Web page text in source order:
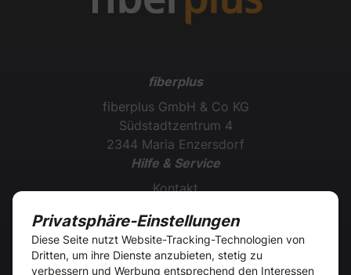
fiberplus
fiberplus GmbH & Co KG
Südstadtzentrum 4
2344 Maria Enzersdorf
Hilfe & Service
Kontakt
Einbautenauskünfte
Installationsanleitung
Barrierefreiheitserklärung
Privatsphäre-Einstellungen
Diese Seite nutzt Website-Tracking-Technologien von
Dritten, um ihre Dienste anzubieten, stetig zu
verbessern und Werbung entsprechend den Interessen